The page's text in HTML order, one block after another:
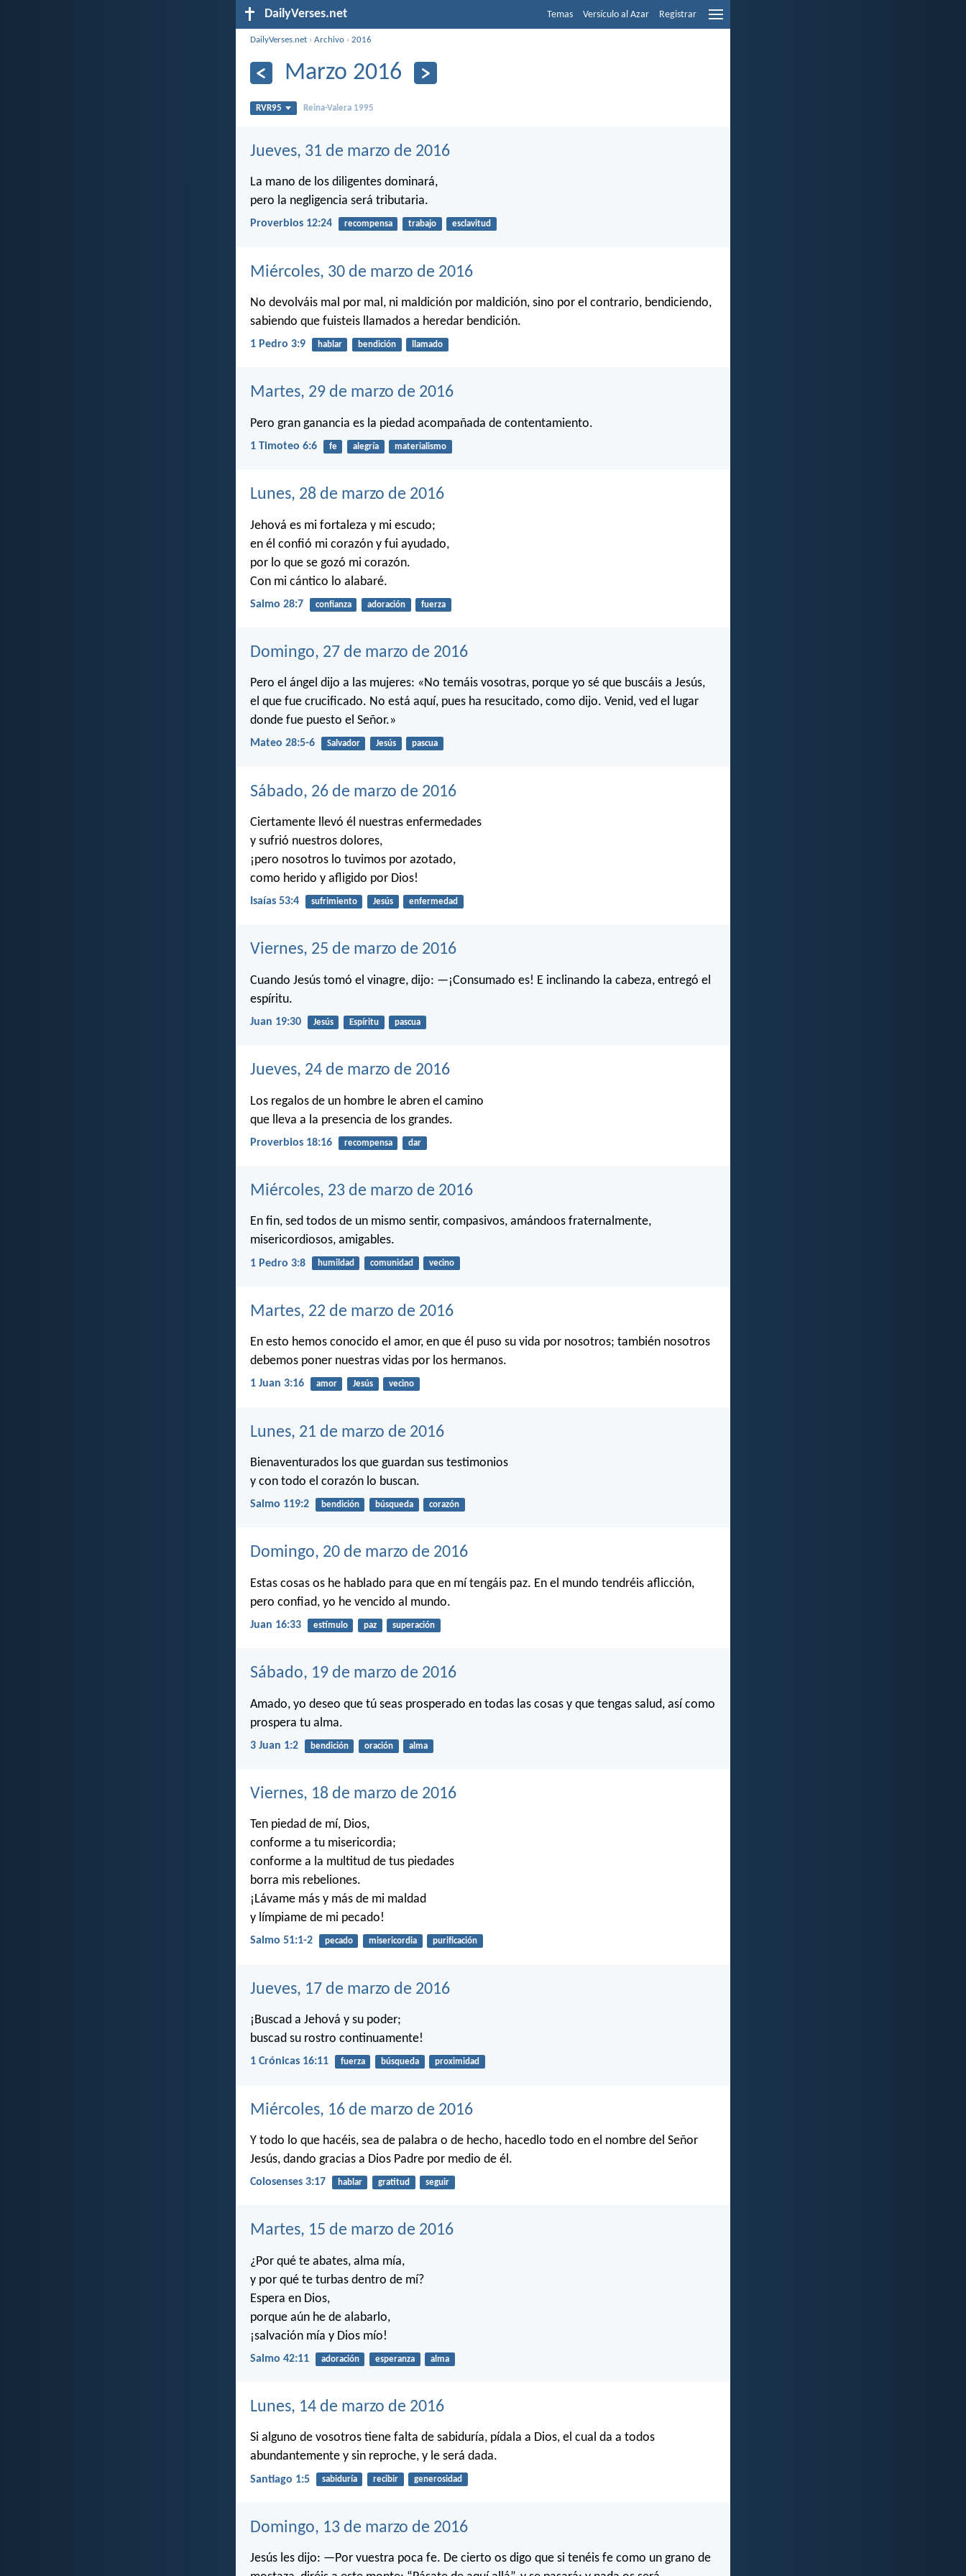
DailyVerses.net Temas Versículo al Azar Registrar
DailyVerses.net ›Archivo ›2016
Marzo 2016
RVR95 Reina-Valera 1995
Jueves, 31 de marzo de 2016
La mano de los diligentes dominará,
pero la negligencia será tributaria.
Proverbios 12:24 recompensa trabajo esclavitud
Miércoles, 30 de marzo de 2016
No devolváis mal por mal, ni maldición por maldición, sino por el contrario, bendiciendo,
sabiendo que fuisteis llamados a heredar bendición.
1 Pedro 3:9 hablar bendición llamado
Martes, 29 de marzo de 2016
Pero gran ganancia es la piedad acompañada de contentamiento.
1 Timoteo 6:6 fe alegría materialismo
Lunes, 28 de marzo de 2016
Jehová es mi fortaleza y mi escudo;
en él confió mi corazón y fui ayudado,
por lo que se gozó mi corazón.
Con mi cántico lo alabaré.
Salmo 28:7 confianza adoración fuerza
Domingo, 27 de marzo de 2016
Pero el ángel dijo a las mujeres: «No temáis vosotras, porque yo sé que buscáis a Jesús,
el que fue crucificado. No está aquí, pues ha resucitado, como dijo. Venid, ved el lugar
donde fue puesto el Señor.»
Mateo 28:5-6 Salvador Jesús pascua
Sábado, 26 de marzo de 2016
Ciertamente llevó él nuestras enfermedades
y sufrió nuestros dolores,
¡pero nosotros lo tuvimos por azotado,
como herido y afligido por Dios!
Isaías 53:4 sufrimiento Jesús enfermedad
Viernes, 25 de marzo de 2016
Cuando Jesús tomó el vinagre, dijo: —¡Consumado es! E inclinando la cabeza, entregó el
espíritu.
Juan 19:30 Jesús Espíritu pascua
Jueves, 24 de marzo de 2016
Los regalos de un hombre le abren el camino
que lleva a la presencia de los grandes.
Proverbios 18:16 recompensa dar
Miércoles, 23 de marzo de 2016
En fin, sed todos de un mismo sentir, compasivos, amándoos fraternalmente,
misericordiosos, amigables.
1 Pedro 3:8 humildad comunidad vecino
Martes, 22 de marzo de 2016
En esto hemos conocido el amor, en que él puso su vida por nosotros; también nosotros
debemos poner nuestras vidas por los hermanos.
1 Juan 3:16 amor Jesús vecino
Lunes, 21 de marzo de 2016
Bienaventurados los que guardan sus testimonios
y con todo el corazón lo buscan.
Salmo 119:2 bendición búsqueda corazón
Domingo, 20 de marzo de 2016
Estas cosas os he hablado para que en mí tengáis paz. En el mundo tendréis aflicción,
pero confiad, yo he vencido al mundo.
Juan 16:33 estímulo paz superación
Sábado, 19 de marzo de 2016
Amado, yo deseo que tú seas prosperado en todas las cosas y que tengas salud, así como
prospera tu alma.
3 Juan 1:2 bendición oración alma
Viernes, 18 de marzo de 2016
Ten piedad de mí, Dios,
conforme a tu misericordia;
conforme a la multitud de tus piedades
borra mis rebeliones.
¡Lávame más y más de mi maldad
y límpiame de mi pecado!
Salmo 51:1-2 pecado misericordia purificación
Jueves, 17 de marzo de 2016
¡Buscad a Jehová y su poder;
buscad su rostro continuamente!
1 Crónicas 16:11 fuerza búsqueda proximidad
Miércoles, 16 de marzo de 2016
Y todo lo que hacéis, sea de palabra o de hecho, hacedlo todo en el nombre del Señor
Jesús, dando gracias a Dios Padre por medio de él.
Colosenses 3:17 hablar gratitud seguir
Martes, 15 de marzo de 2016
¿Por qué te abates, alma mía,
y por qué te turbas dentro de mí?
Espera en Dios,
porque aún he de alabarlo,
¡salvación mía y Dios mío!
Salmo 42:11 adoración esperanza alma
Lunes, 14 de marzo de 2016
Si alguno de vosotros tiene falta de sabiduría, pídala a Dios, el cual da a todos
abundantemente y sin reproche, y le será dada.
Santiago 1:5 sabiduría recibir generosidad
Domingo, 13 de marzo de 2016
Jesús les dijo: —Por vuestra poca fe. De cierto os digo que si tenéis fe como un grano de